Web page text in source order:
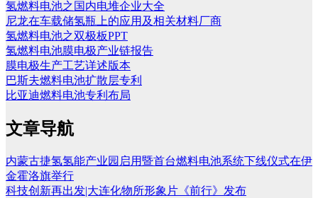
氢燃料电池之国内电堆企业大全
尼龙在车载储氢瓶上的应用及相关材料厂商
氢燃料电池之双极板PPT
氢燃料电池膜电极产业链报告
膜电极生产工艺详述版本
巴斯夫燃料电池扩散层专利
比亚迪燃料电池专利布局
文章导航
内蒙古捷氢氢能产业园启用暨首台燃料电池系统下线仪式在伊
金霍洛旗举行
科技创新再出发|大连化物所形象片《前行》发布